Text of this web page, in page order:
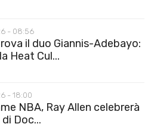
- 08:56
il duo Giannis-Adebayo:
Heat Cul...
- 18:00
NBA, Ray Allen celebrerà
di Doc...